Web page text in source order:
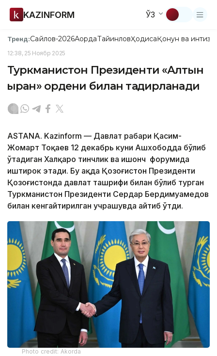
KAZINFORM ЎЗ
Тренд:Сайлов-2026АқордаТайинловҲодисаҚонун ва
12:38, 25 Ноябр 2025
Туркманистон Президенти «Алтын
қыран» ордени билан тақдирланади
ASTANA. Kazinform — Давлат раҳбари Қасим-
Жомарт Тоқаев 12 декабрь куни Ашхободда бўлиб
ўтадиган Халқаро тинчлик ва ишонч форумида
иштирок этади. Бу ҳақда Қозоғистон Президенти
Қозоғистонда давлат ташрифи билан бўлиб турган
Туркманистон Президенти Сердар Бердимуҳамедов
билан кенгайтирилган учрашувда айтиб ўтди.
Photo credit: Akorda